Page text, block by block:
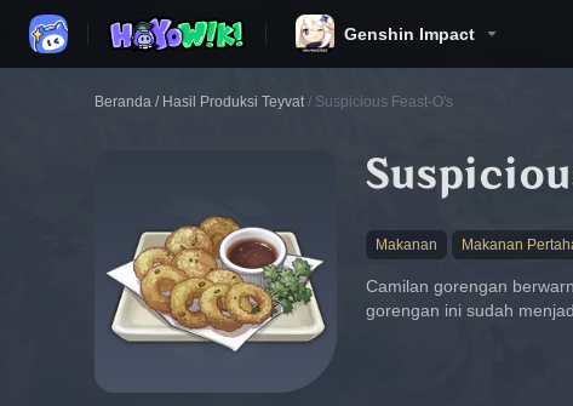
Genshin Impact
Beranda / Hasil Produksi Teyvat / Suspicious Feast-O's
Makanan Makanan
Camilan gorengan
gorengan ini sudah